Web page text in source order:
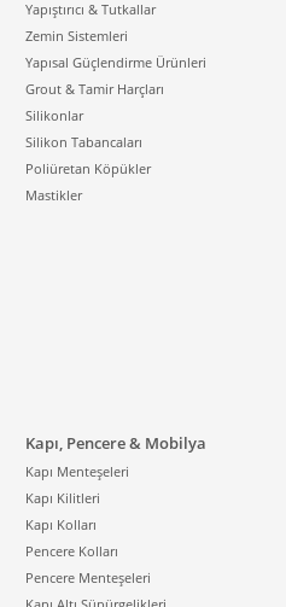
Yapıştırıcı & Tutkallar
Zemin Sistemleri
Yapısal Güçlendirme Ürünleri
Grout & Tamir Harçları
Silikonlar
Silikon Tabancaları
Poliüretan Köpükler
Mastikler
Kapı, Pencere & Mobilya
Kapı Menteşeleri
Kapı Kilitleri
Kapı Kolları
Pencere Kolları
Pencere Menteşeleri